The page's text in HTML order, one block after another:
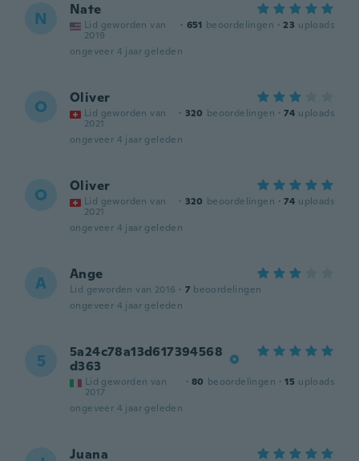
N Nate
Lid geworden van
2019
· 651 beoordelingen · 23 uploads
ongeveer 4 jaar geleden
O Oliver
Lid geworden van
2021
· 320 beoordelingen · 74 uploads
ongeveer 4 jaar geleden
O Oliver
Lid geworden van
2021
· 320 beoordelingen · 74 uploads
ongeveer 4 jaar geleden
A Ange
Lid geworden van 2016 · 7 beoordelingen
ongeveer 4 jaar geleden
5
5a24c78a13d617394568
d363
Lid geworden van
2017
· 80 beoordelingen · 15 uploads
ongeveer 4 jaar geleden
Juana